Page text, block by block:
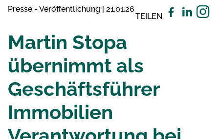
Presse - Veröffentlichung | 21.01.26
TEILEN
Martin Stopa
übernimmt als
Geschäftsführer
Immobilien